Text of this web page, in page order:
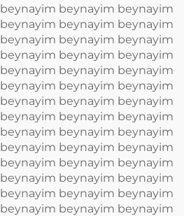
beynayim beynayim
beynayim beynayim
beynayim beynayim
beynayim beynayim
beynayim beynayim
beynayim beynayim
beynayim beynayim
beynayim beynayim
beynayim beynayim
beynayim beynayim
beynayim beynayim
beynayim beynayim
beynayim beynayim
beynayim beynayim